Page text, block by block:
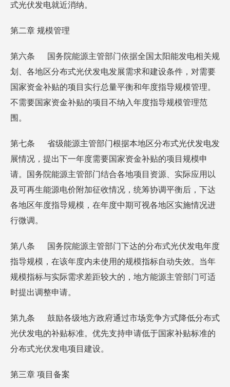
式光伏发电就近消纳。
第二章 规模管理
第六条 国务院能源主管部门依据全国太阳能发电相关规
划、各地区分布式光伏发电发展需求和建设条件，对需要
国家资金补贴的项目实行总量平衡和年度指导规模管理。
不需要国家资金补贴的项目不纳入年度指导规模管理范
围。
第七条 省级能源主管部门根据本地区分布式光伏发电发
展情况，提出下一年度需要国家资金补贴的项目规模申
请。国务院能源主管部门结合各地项目资源、实际应用以
及可再生能源电价附加征收情况，统筹协调平衡后，下达
各地区年度指导规模，在年度中期可视各地区实施情况进
行微调。
第八条 国务院能源主管部门下达的分布式光伏发电年度
指导规模，在该年度内未使用的规模指标自动失效。当年
规模指标与实际需求差距较大的，地方能源主管部门可适
时提出调整申请。
第九条 鼓励各级地方政府通过市场竞争方式降低分布式
光伏发电的补贴标准。优先支持申请低于国家补贴标准的
分布式光伏发电项目建设。
第三章 项目备案